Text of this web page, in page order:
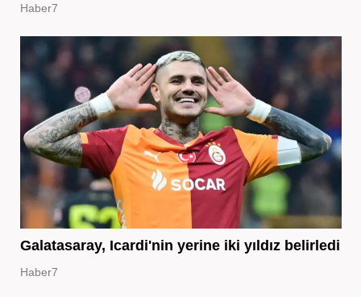
Haber7
Galatasaray, Icardi'nin yerine iki yıldız belirledi
Haber7